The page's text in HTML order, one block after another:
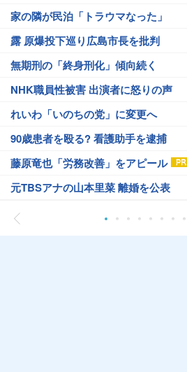
家の隣が民泊「トラウマなった」
露 原爆投下巡り広島市長を批判
無期刑の「終身刑化」傾向続く
NHK職員性被害 出演者に怒りの声
れいわ「いのちの党」に変更へ
90歳患者を殴る? 看護助手を逮捕
藤原竜也「労務改善」をアピール
元TBSアナの山本里菜 離婚を公表